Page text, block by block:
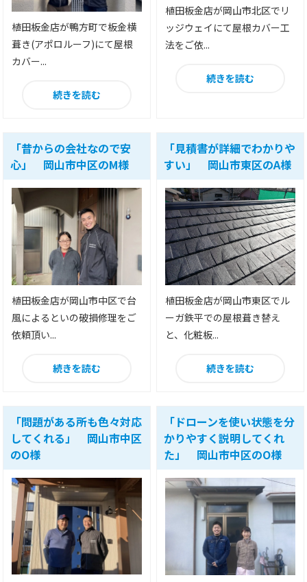
植田板金店が鴨方町で板金横
葺き(アポロルーフ)にて屋根
カバー...
続きを読む
植田板金店が岡山市北区でリ
ッジウェイにて屋根カバー工
法をご依...
続きを読む
「昔からの会社なので安
心」 岡山市中区のM様
植田板金店が岡山市中区で台
風によるといの破損修理をご
依頼頂い...
続きを読む
「見積書が詳細でわかりや
すい」 岡山市東区のA様
植田板金店が岡山市東区でル
ーガ鉄平での屋根葺き替え
と、化粧板...
続きを読む
「問題がある所も色々対応
してくれる」 岡山市中区
のO様
「ドローンを使い状態を分
かりやすく説明してくれ
た」 岡山市中区のO様